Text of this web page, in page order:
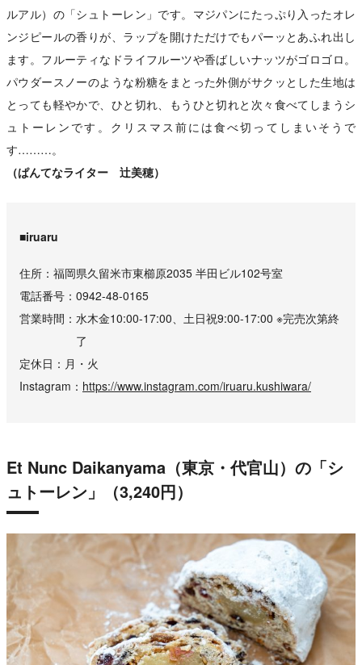
ルアル）の「シュトーレン」です。マジパンにたっぷり入ったオレ
ンジピールの香りが、ラップを開けただけでもパーッとあふれ出し
ます。フルーティなドライフルーツや香ばしいナッツがゴロゴロ。
パウダースノーのような粉糖をまとった外側がサクッとした生地は
とっても軽やかで、ひと切れ、もうひと切れと次々食べてしまうシ
ュトーレンです。クリスマス前には食べ切ってしまいそうで
す………。
（ぱんてなライター 辻美穂）
■iruaru
住所
福岡県久留米市東櫛原2035 半田ビル102号室
電話番号
0942-48-0165
営業時間
水木金10:00-17:00、土日祝9:00-17:00 ※完売次第終
了
定休日
月・火
Instagram
https://www.instagram.com/iruaru.kushiwara/
Et Nunc Daikanyama（東京・代官山）の「シ
ュトーレン」（3,240円）